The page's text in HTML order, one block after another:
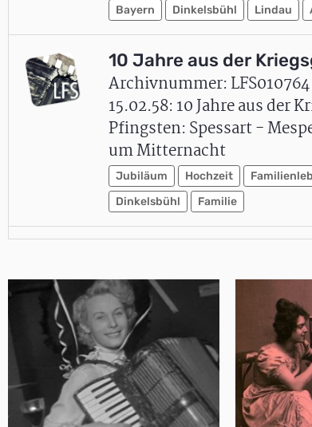
Bayern
Dinkelsbühl Lindau
10 Jahre aus der
Archivnummer: LFS010764
15.02.58: 10 Jahre aus der
Pfingsten: Spessart -
um Mitternacht
Jubiläum Hochzeit
Dinkelsbühl
Familie